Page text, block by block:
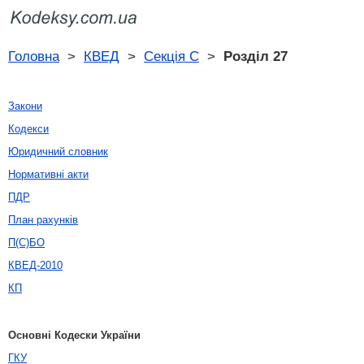
Головна> КВЕД > Секція C > Розділ 27
Закони
Кодекси
Юридичний словник
Нормативні акти
ПДР
План рахунків
П(С)БО
КВЕД-2010
КП
Основні Кодески України
ГКУ